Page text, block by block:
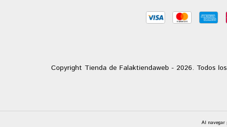
Al
Copyright Tienda de Falaktiendaweb - 2026. Todos